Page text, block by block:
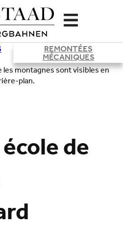
REMONTÉES
MÉCANIQUES
de